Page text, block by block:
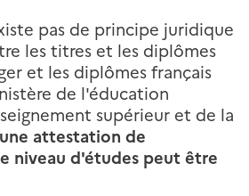
pas de principe juridique
les titres et les diplômes
et les diplômes français
de l'éducation
supérieur et de la
attestation de
niveau d'études peut être